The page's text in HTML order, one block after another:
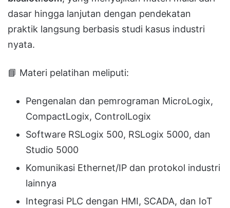
dasar hingga lanjutan dengan pendekatan
praktik langsung berbasis studi kasus industri
nyata.
📘 Materi pelatihan meliputi:
Pengenalan dan pemrograman MicroLogix,
CompactLogix, ControlLogix
Software RSLogix 500, RSLogix 5000, dan
Studio 5000
Komunikasi Ethernet/IP dan protokol industri
lainnya
Integrasi PLC dengan HMI, SCADA, dan IoT